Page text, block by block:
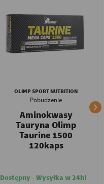
OLIMP SPORT NUTRITION
Pobudzenie
Aminokwasy
Tauryna Olimp
Taurine 1500
120kaps
Dostępny - Wysyłka w 24h!
